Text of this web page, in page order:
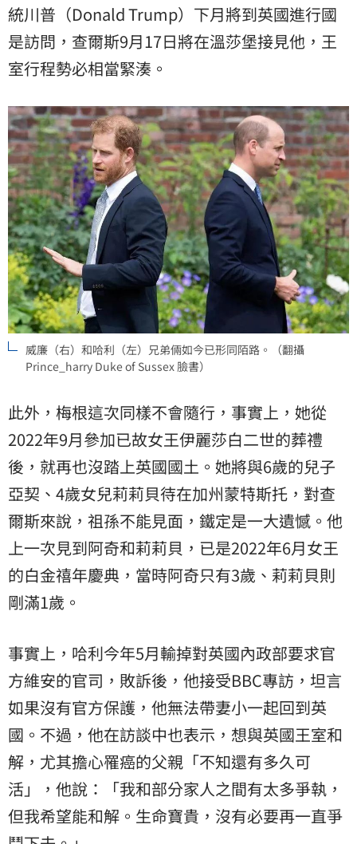
統川普（Donald Trump）下月將到英國進行國
是訪問，查爾斯9月17日將在溫莎堡接見他，王
室行程勢必相當緊湊。
威廉（右）和哈利（左）兄弟倆如今已形同陌路。（翻攝
Prince_harry Duke of Sussex 臉書）
此外，梅根這次同樣不會隨行，事實上，她從
2022年9月參加已故女王伊麗莎白二世的葬禮
後，就再也沒踏上英國國土。她將與6歲的兒子
亞契、4歲女兒莉莉貝待在加州蒙特斯托，對查
爾斯來說，祖孫不能見面，鐵定是一大遺憾。他
上一次見到阿奇和莉莉貝，已是2022年6月女王
的白金禧年慶典，當時阿奇只有3歲、莉莉貝則
剛滿1歲。
事實上，哈利今年5月輸掉對英國內政部要求官
方維安的官司，敗訴後，他接受BBC專訪，坦言
如果沒有官方保護，他無法帶妻小一起回到英
國。不過，他在訪談中也表示，想與英國王室和
解，尤其擔心罹癌的父親「不知還有多久可
活」，他說：「我和部分家人之間有太多爭執，
但我希望能和解。生命寶貴，沒有必要再一直爭